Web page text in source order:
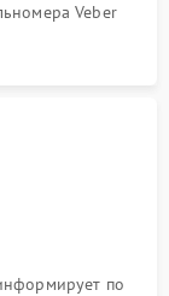
Veber
по